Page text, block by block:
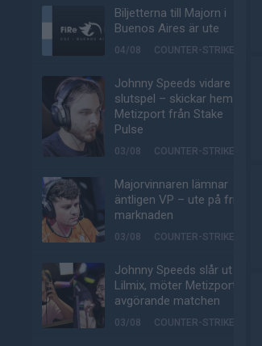
Biljetterna till Majorn i
Buenos Aires är ute
04/08 COUNTER-STRIKE
Johnny Speeds vidare till
slutspel – skickar hem
Metizport från Stake
Pulse
03/08 COUNTER-STRIKE
Majorvinnaren lämnar
äntligen VP – ute på fria
marknaden
03/08 COUNTER-STRIKE
Johnny Speeds slår ut
Lilmix, möter Metizport i
avgörande matchen
03/08 COUNTER-STRIKE